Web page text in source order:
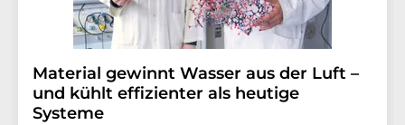
Material gewinnt Wasser aus der Luft –
und kühlt effizienter als heutige
Systeme